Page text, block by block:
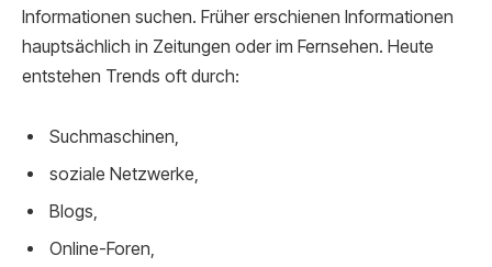
Informationen suchen. Früher erschienen Informationen
hauptsächlich in Zeitungen oder im Fernsehen. Heute
entstehen Trends oft durch:
Suchmaschinen,
soziale Netzwerke,
Blogs,
Online-Foren,